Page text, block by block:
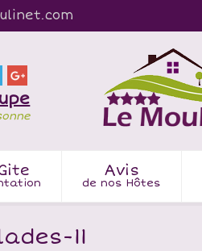
Avis
de nos Hôtes
11